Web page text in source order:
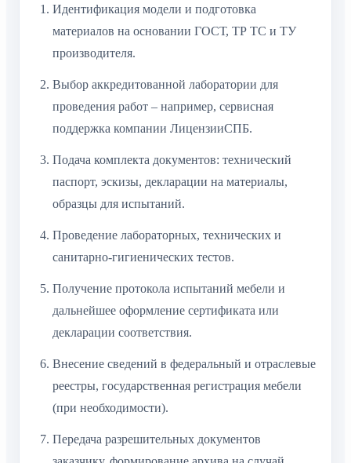
Идентификация модели и подготовка
материалов на основании ГОСТ, ТР ТС и ТУ
производителя.
Выбор аккредитованной лаборатории для
проведения работ – например, сервисная
поддержка компании ЛицензииСПБ.
Подача комплекта документов: технический
паспорт, эскизы, декларации на материалы,
образцы для испытаний.
Проведение лабораторных, технических и
санитарно-гигиенических тестов.
Получение протокола испытаний мебели и
дальнейшее оформление сертификата или
декларации соответствия.
Внесение сведений в федеральный и отраслевые
реестры, государственная регистрация мебели
(при необходимости).
Передача разрешительных документов